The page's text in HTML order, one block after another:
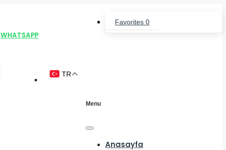
WHATSAPP
TR
Favorites 0
Menu
Anasayfa